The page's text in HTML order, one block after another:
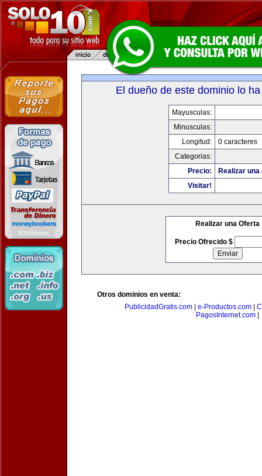
El dueño de este dominio lo
Mayusculas:
Minusculas:
Longitud:
0 caracteres
Categorias:
Precio:
Realizar
Visitar!
Realizar una Oferta
Precio Ofrecido $
Otros dominios en venta:
PublicidadGratis.com
e-Productos.com
PagosInternet.com